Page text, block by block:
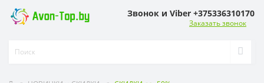
Звонок и Viber +375336310170
Заказать звонок